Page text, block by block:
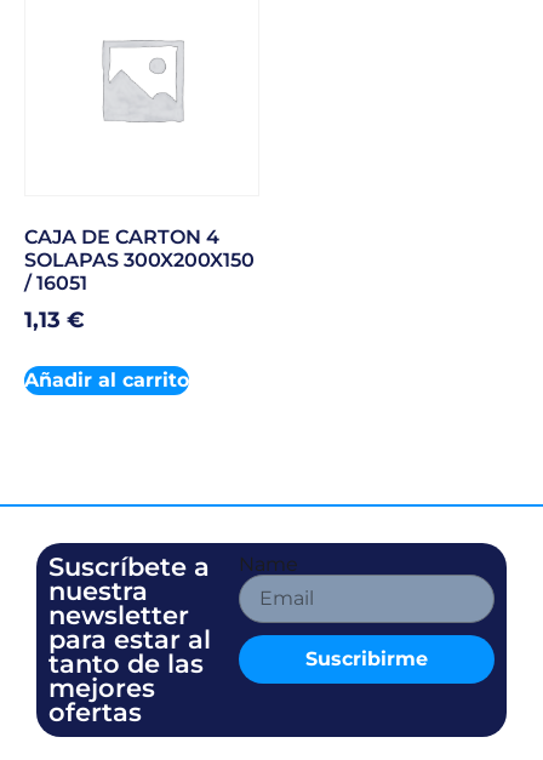
CAJA DE CARTON 4
SOLAPAS 300X200X150
/ 16051
1,13 €
Añadir al carrito
Name
Suscribirme
Suscríbete a
nuestra
newsletter
para estar al
tanto de las
mejores
ofertas